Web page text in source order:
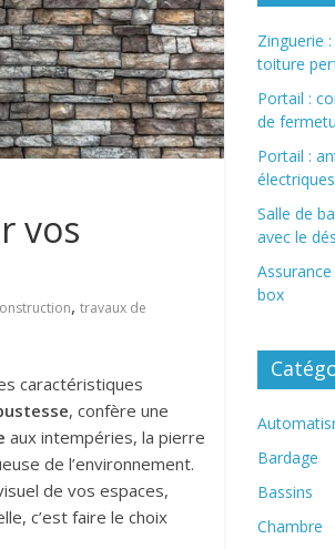
vos
, travaux de
caractéristiques
, confère une
aux intempéries, la pierre
de l’environnement.
de vos espaces,
c’est faire le choix
Zinguerie
toiture
Portail :
de
Portail :
électriques
Salle de
avec le
box
Bardage
Bassins
Chambre